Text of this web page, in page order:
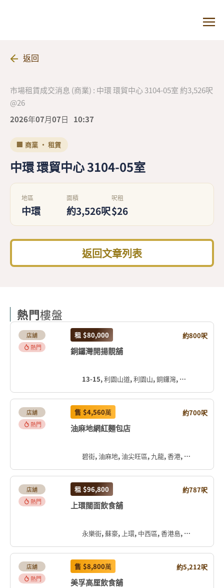
返回
市場租賃成交消息 (商業) : 中環 環貿中心 3104-05室 約3,526呎
@26
2026年07月07日
10:37
🏢 商業 · 租賃
中環 環貿中心 3104-05室
地區
中環
面積
約3,526呎
呎租
$26
返回文章列表
熱門樓盤
店舖
熱門
租 $80,000 約800呎
銅鑼灣開揚靚舖
13-15, 利園山道, 利園山, 銅鑼灣, 灣仔區, 香港島, 香港, 中国
店舖
熱門
售 $4,560萬 約700呎
油麻地網紅麵包店
碧街, 油麻地, 油尖旺區, 九龍, 香港, 中国
店舖
熱門
租 $96,800 約787呎
上環闊面飲食舖
永樂街, 蘇豪, 上環, 中西區, 香港島, 香港, 中国
店舖
熱門
售 $8,800萬 約5,212呎
美孚高厘飲食舖